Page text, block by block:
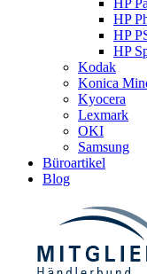
HP
HP
HP
Kodak
Konica
Kyocera
Lexmark
OKI
Samsung
Büroartikel
Blog